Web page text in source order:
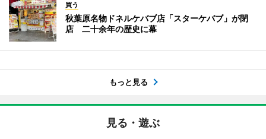
買う
秋葉原名物ドネルケバブ店「スターケバブ」が閉
店 二十余年の歴史に幕
もっと見る
見る・遊ぶ